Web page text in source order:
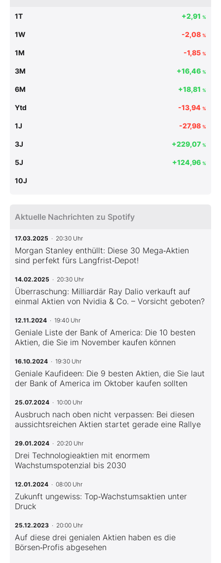
1T +2,91 %
1W -2,08 %
1M -1,85 %
3M +16,46 %
6M +18,81 %
Ytd -13,94 %
1J -27,98 %
3J +229,07 %
5J +124,96 %
10J
Aktuelle Nachrichten zu Spotify
17.03.2025 · 20:30 Uhr
Morgan Stanley enthüllt: Diese 30 Mega‑Aktien
sind perfekt fürs Langfrist‑Depot!
14.02.2025 · 20:30 Uhr
Überraschung: Milliardär Ray Dalio verkauft auf
einmal Aktien von Nvidia & Co. – Vorsicht geboten?
12.11.2024 · 19:40 Uhr
Geniale Liste der Bank of America: Die 10 besten
Aktien, die Sie im November kaufen können
16.10.2024 · 19:30 Uhr
Geniale Kaufideen: Die 9 besten Aktien, die Sie laut
der Bank of America im Oktober kaufen sollten
25.07.2024 · 10:00 Uhr
Ausbruch nach oben nicht verpassen: Bei diesen
aussichtsreichen Aktien startet gerade eine Rallye
29.01.2024 · 20:20 Uhr
Drei Technologieaktien mit enormem
Wachstumspotenzial bis 2030
12.01.2024 · 08:00 Uhr
Zukunft ungewiss: Top‑Wachstumsaktien unter
Druck
25.12.2023 · 20:00 Uhr
Auf diese drei genialen Aktien haben es die
Börsen‑Profis abgesehen